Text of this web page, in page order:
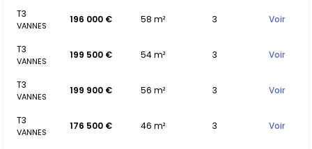
T3
VANNES
196 000 € 58 m² 3 Voir
T3
VANNES
199 500 € 54 m² 3 Voir
T3
VANNES
199 900 € 56 m² 3 Voir
T3
VANNES
176 500 € 46 m² 3 Voir